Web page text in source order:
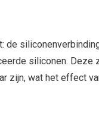
de
siliconen. Deze
zijn, wat het effect